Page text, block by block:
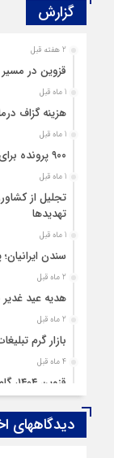
گزارش‌
2 هفته قبل
قزوین در
1 ماه قبل
هزینه‌ گزاف
1 ماه قبل
۹۰۰ پرونده برای اغتشاشگران قزوین تشکیل شده است
1 ماه قبل
تجلیل از
تهدیدها
1 ماه قبل
سندن
2 ماه قبل
هدیه عید غدیر
2 ماه قبل
بازار گرم
4 ماه قبل
قزوین ۱۴۰۴، گام‌هایی در سایه چالش‌ها
چهارشنبه‌
دیدگاههای